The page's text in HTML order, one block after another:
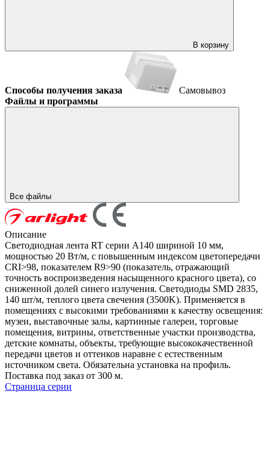
В корзину
Способы получения заказа
Самовывоз
Файлы и программы
Все файлы
Описание
Светодиодная лента RT серии A140 шириной 10 мм,
мощностью 20 Вт/м, с повышенным индексом цветопередачи
CRI>98, показателем R9>90 (показатель, отражающий
точность воспроизведения насыщенного красного цвета), со
сниженной долей синего излучения. Светодиоды SMD 2835,
140 шт/м, теплого цвета свечения (3500K). Применяется в
помещениях с высокими требованиями к качеству освещения:
музеи, выставочные залы, картинные галереи, торговые
помещения, витрины, ответственные участки производства,
детские комнаты, объекты, требующие высококачественной
передачи цветов и оттенков наравне с естественным
источником света. Обязательна установка на профиль.
Поставка под заказ от 300 м.
Страница серии